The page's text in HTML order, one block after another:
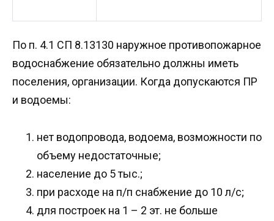
По п. 4.1 СП 8.13130 наружное противопожарное
водоснабжение обязательно должны иметь
поселения, организации. Когда допускаются ПР
и водоемы:
нет водопровода, водоема, возможности по
объему недостаточные;
население до 5 тыс.;
при расходе на п/п снабжение до 10 л/с;
для построек на 1 – 2 эт. не больше